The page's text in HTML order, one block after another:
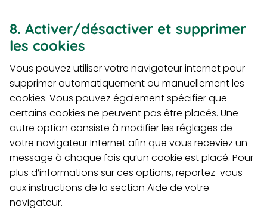
8. Activer/désactiver et supprimer
les cookies
Vous pouvez utiliser votre navigateur internet pour
supprimer automatiquement ou manuellement les
cookies. Vous pouvez également spécifier que
certains cookies ne peuvent pas être placés. Une
autre option consiste à modifier les réglages de
votre navigateur Internet afin que vous receviez un
message à chaque fois qu’un cookie est placé. Pour
plus d’informations sur ces options, reportez-vous
aux instructions de la section Aide de votre
navigateur.